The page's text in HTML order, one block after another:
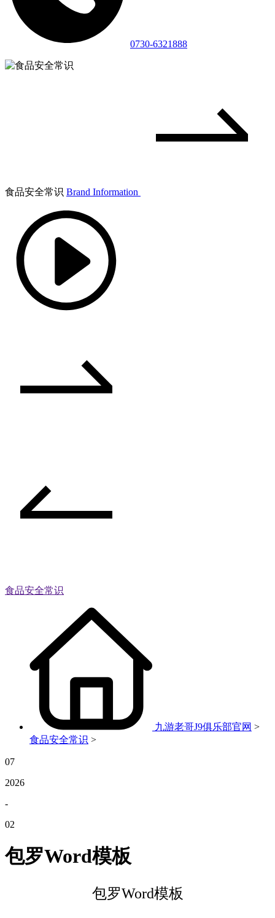
0730-6321888
食品安全常识 Brand Information
食品安全常识
九游老哥J9俱乐部官网 >
食品安全常识 >
07
2026
-
02
包罗Word模板
包罗Word模板